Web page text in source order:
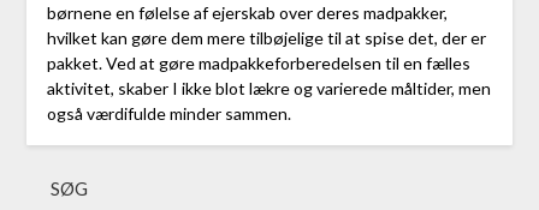
børnene en følelse af ejerskab over deres madpakker,
hvilket kan gøre dem mere tilbøjelige til at spise det, der er
pakket. Ved at gøre madpakkeforberedelsen til en fælles
aktivitet, skaber I ikke blot lækre og varierede måltider, men
også værdifulde minder sammen.
SØG